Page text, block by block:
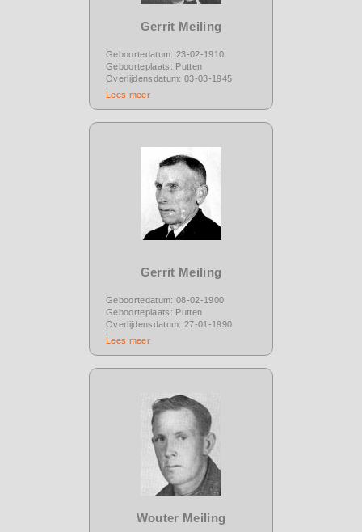
Gerrit Meiling
Geboortedatum: 23-02-1910
Geboorteplaats: Putten
Overlijdensdatum: 03-03-1945
Lees meer
Gerrit Meiling
Geboortedatum: 08-02-1900
Geboorteplaats: Putten
Overlijdensdatum: 27-01-1990
Lees meer
Wouter Meiling